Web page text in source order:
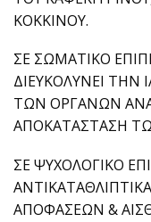
ΚΟΚΚΙΝΟΥ.
ΣΕ ΣΩΜΑΤΙΚΟ
ΔΙΕΥΚΟΛΥΝΕΙ ΤΗΝ
ΤΩΝ ΟΡΓΑΝΩΝ
ΑΠΟΚΑΤΑΣΤΑΣΗ
ΣΕ ΨΥΧΟΛΟΓΙΚΟ
ΑΠΟΦΑΣΕΩΝ &